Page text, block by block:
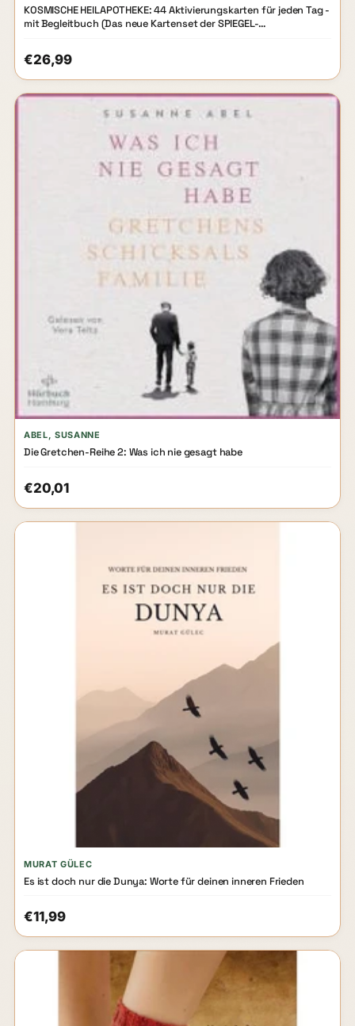
KOSMISCHE HEILAPOTHEKE: 44 Aktivierungskarten für jeden Tag -
mit Begleitbuch (Das neue Kartenset der SPIEGEL-
€26,99
ABEL, SUSANNE
Die Gretchen-Reihe 2: Was ich nie gesagt habe
€20,01
MURAT GÜLEC
Es ist doch nur die Dunya: Worte für deinen inneren Frieden
€11,99